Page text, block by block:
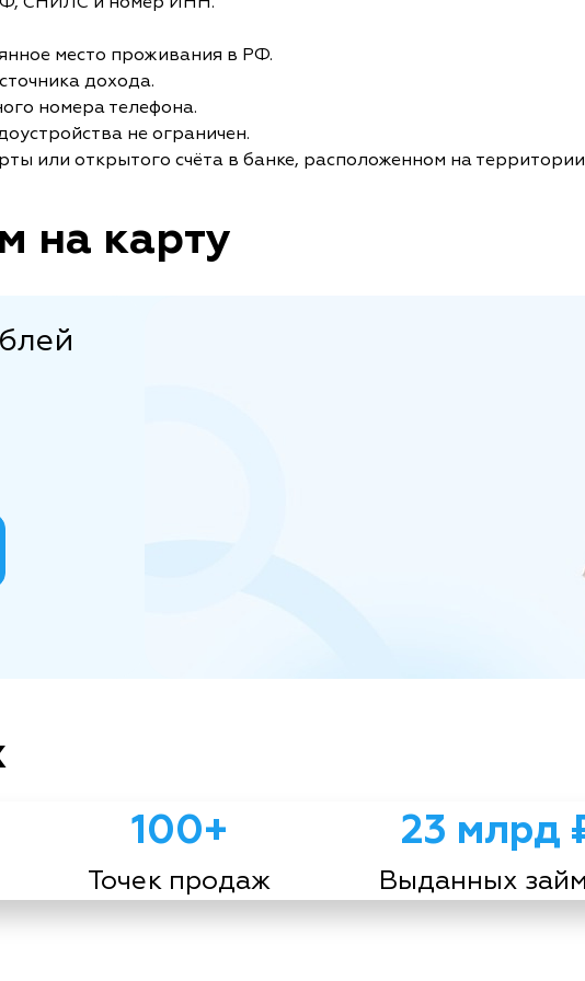
место проживания в РФ.
дохода.
номера телефона.
не ограничен.
или открытого счёта в банке, расположенном на
на карту
100+
Точек продаж
23 млрд
Выданных